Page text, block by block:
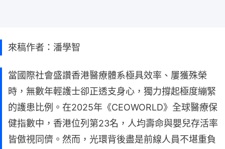
來稿作者：潘學智
當國際社會盛讚香港醫療體系極具效率、屢獲殊榮
時，無數年輕護士卻正透支身心，獨力撐起極度繃緊
的護患比例。在2025年《CEOWORLD》全球醫療保
健指數中，香港位列第23名，人均壽命與嬰兒存活率
皆傲視同儕。然而，光環背後盡是前線人員不堪重負